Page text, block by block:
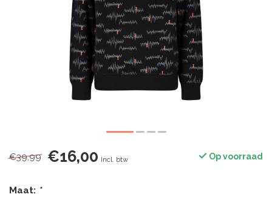
€39,99 €16,00 Incl. btw Op voorraad
Maat: *